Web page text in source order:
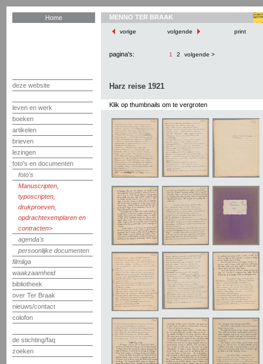
Home
deze website
leven en werk
boeken
artikelen
brieven
lezingen
foto's en documenten
foto's
Manuscripten,
typoscripten,
drukproeven,
opdrachtexemplaren en
contracten
agenda's
persoonlijke documenten
filmliga
waakzaamheid
bibliotheek
over Ter Braak
nieuws/contact
colofon
de stichting/faq
zoeken
MENNO TER BRAAK
vorige volgende print
pagina's: 1 2 volgende >
Harz reise 1921
Klik op thumbnails om te vergroten